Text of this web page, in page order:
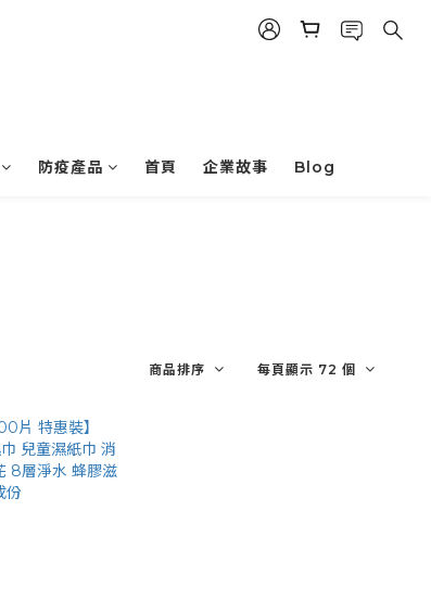
防疫產品 首頁 企業故事 Blog
商品排序 每頁顯示 72 個